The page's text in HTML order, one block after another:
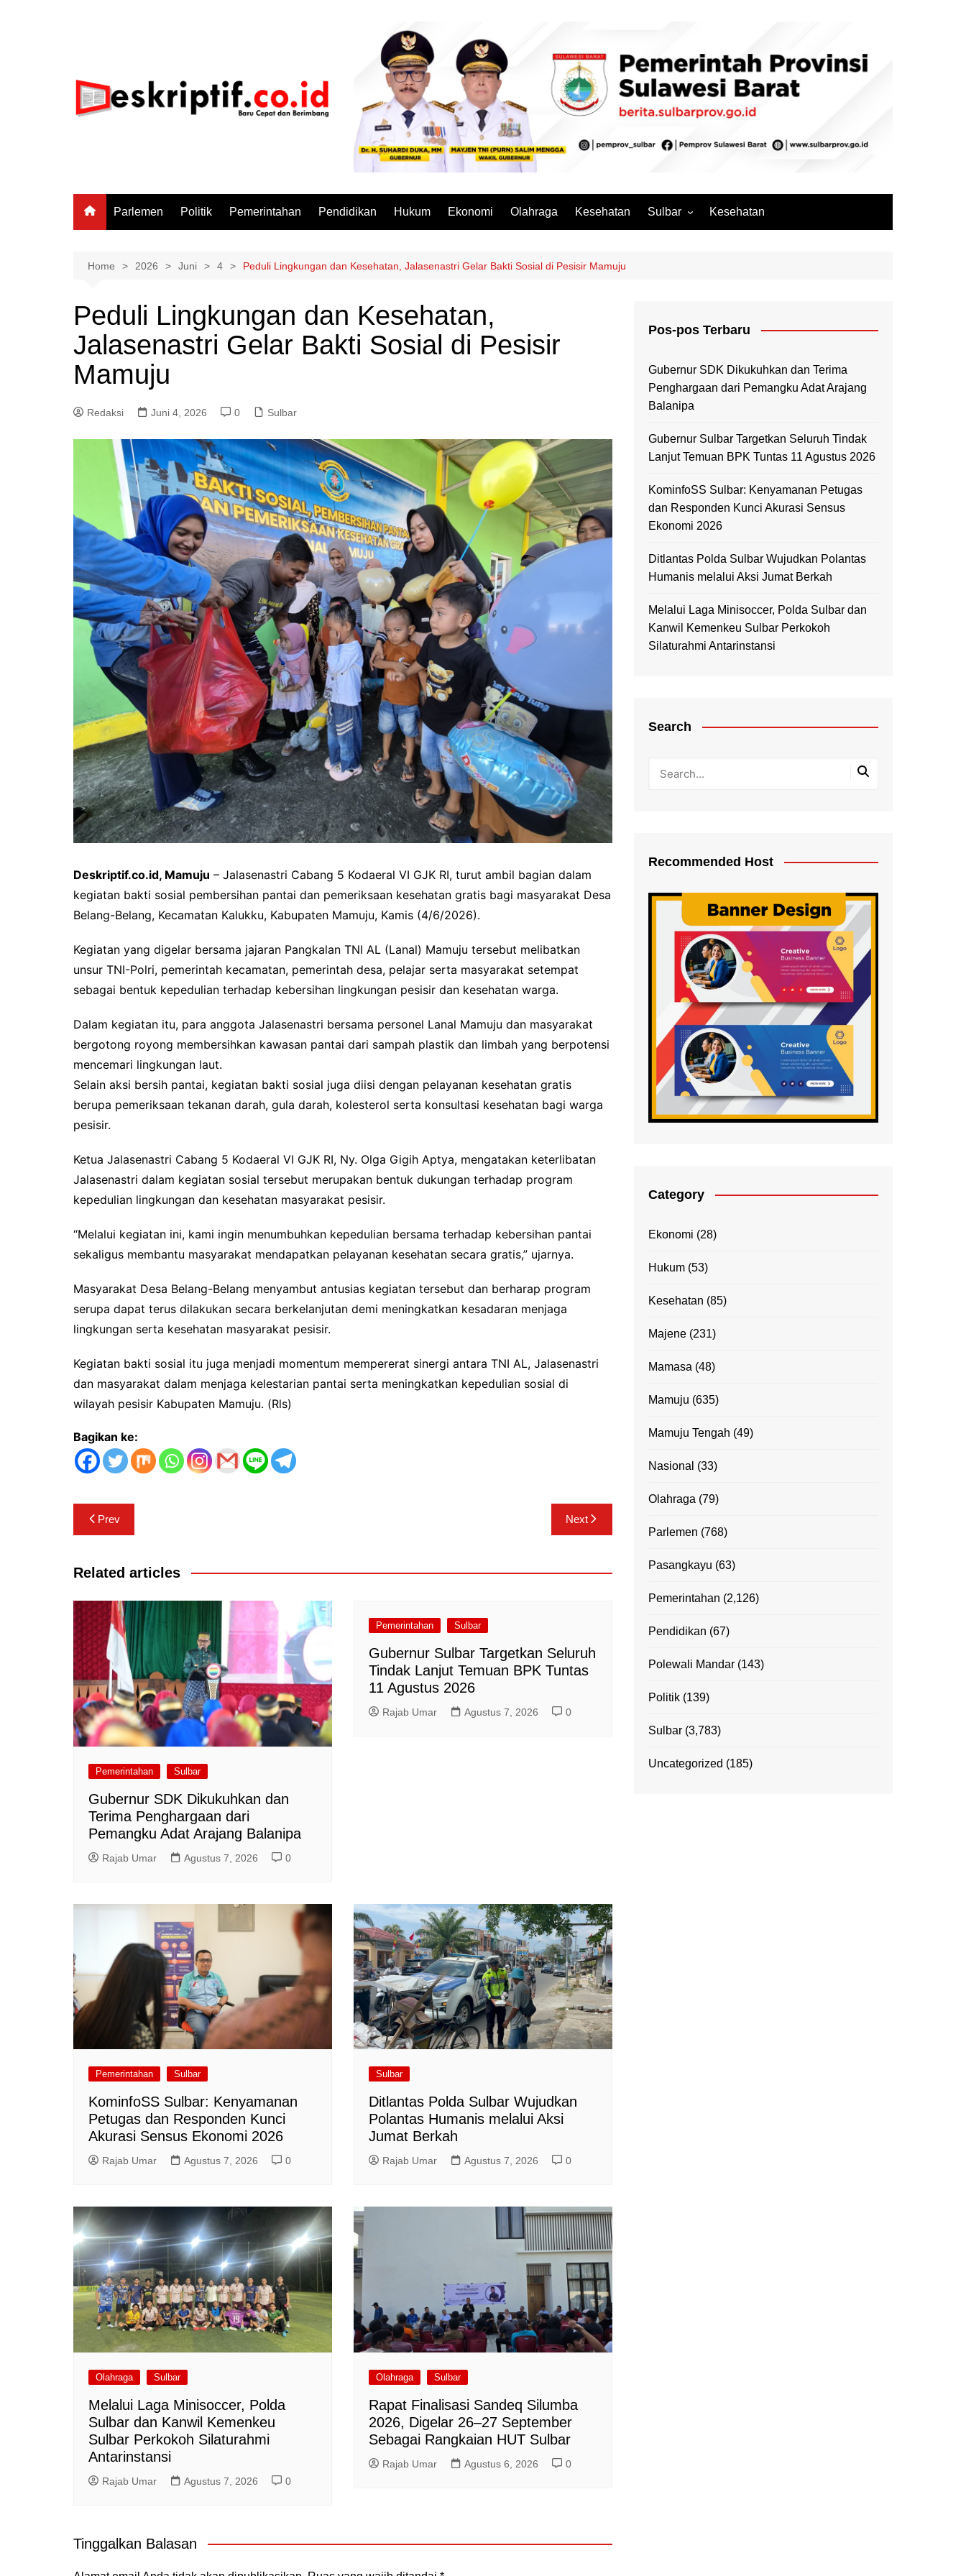
Parlemen Politik Pemerintahan Pendidikan Hukum Ekonomi Olahraga Kesehatan Sulbar
Mamasa
Kesehatan
Home 2026 Juni 4 Peduli Lingkungan dan Kesehatan, Jalasenastri Gelar Bakti Sosial di Pesisir Mamuju
Peduli Lingkungan dan Kesehatan,
Jalasenastri Gelar Bakti Sosial di Pesisir
Mamuju
Redaksi Juni 4, 2026 0 Sulbar
Deskriptif.co.id, Mamuju – Jalasenastri Cabang 5 Kodaeral VI GJK RI, turut ambil bagian dalam
kegiatan bakti sosial pembersihan pantai dan pemeriksaan kesehatan gratis bagi masyarakat Desa
Belang-Belang, Kecamatan Kalukku, Kabupaten Mamuju, Kamis (4/6/2026).
Kegiatan yang digelar bersama jajaran Pangkalan TNI AL (Lanal) Mamuju tersebut melibatkan
unsur TNI-Polri, pemerintah kecamatan, pemerintah desa, pelajar serta masyarakat setempat
sebagai bentuk kepedulian terhadap kebersihan lingkungan pesisir dan kesehatan warga.
Dalam kegiatan itu, para anggota Jalasenastri bersama personel Lanal Mamuju dan masyarakat
bergotong royong membersihkan kawasan pantai dari sampah plastik dan limbah yang berpotensi
mencemari lingkungan laut.
Selain aksi bersih pantai, kegiatan bakti sosial juga diisi dengan pelayanan kesehatan gratis
berupa pemeriksaan tekanan darah, gula darah, kolesterol serta konsultasi kesehatan bagi warga
pesisir.
Ketua Jalasenastri Cabang 5 Kodaeral VI GJK RI, Ny. Olga Gigih Aptya, mengatakan keterlibatan
Jalasenastri dalam kegiatan sosial tersebut merupakan bentuk dukungan terhadap program
kepedulian lingkungan dan kesehatan masyarakat pesisir.
“Melalui kegiatan ini, kami ingin menumbuhkan kepedulian bersama terhadap kebersihan pantai
sekaligus membantu masyarakat mendapatkan pelayanan kesehatan secara gratis,” ujarnya.
Masyarakat Desa Belang-Belang menyambut antusias kegiatan tersebut dan berharap program
serupa dapat terus dilakukan secara berkelanjutan demi meningkatkan kesadaran menjaga
lingkungan serta kesehatan masyarakat pesisir.
Kegiatan bakti sosial itu juga menjadi momentum mempererat sinergi antara TNI AL, Jalasenastri
dan masyarakat dalam menjaga kelestarian pantai serta meningkatkan kepedulian sosial di
wilayah pesisir Kabupaten Mamuju. (Rls)
Bagikan ke:
Navigasi
pos
Prev Next
Related articles
Pemerintahan Sulbar
Gubernur SDK Dikukuhkan dan
Terima Penghargaan dari
Pemangku Adat Arajang Balanipa
Rajab Umar Agustus 7, 2026 0
Pemerintahan Sulbar
Gubernur Sulbar Targetkan Seluruh
Tindak Lanjut Temuan BPK Tuntas
11 Agustus 2026
Rajab Umar Agustus 7, 2026 0
Pemerintahan Sulbar
KominfoSS Sulbar: Kenyamanan
Petugas dan Responden Kunci
Akurasi Sensus Ekonomi 2026
Rajab Umar Agustus 7, 2026 0
Sulbar
Ditlantas Polda Sulbar Wujudkan
Polantas Humanis melalui Aksi
Jumat Berkah
Rajab Umar Agustus 7, 2026 0
Olahraga Sulbar
Melalui Laga Minisoccer, Polda
Sulbar dan Kanwil Kemenkeu
Sulbar Perkokoh Silaturahmi
Antarinstansi
Rajab Umar Agustus 7, 2026 0
Olahraga Sulbar
Rapat Finalisasi Sandeq Silumba
2026, Digelar 26–27 September
Sebagai Rangkaian HUT Sulbar
Rajab Umar Agustus 6, 2026 0
Tinggalkan Balasan
Pos-pos Terbaru
Gubernur SDK Dikukuhkan dan Terima
Penghargaan dari Pemangku Adat Arajang
Balanipa
Gubernur Sulbar Targetkan Seluruh Tindak
Lanjut Temuan BPK Tuntas 11 Agustus 2026
KominfoSS Sulbar: Kenyamanan Petugas
dan Responden Kunci Akurasi Sensus
Ekonomi 2026
Ditlantas Polda Sulbar Wujudkan Polantas
Humanis melalui Aksi Jumat Berkah
Melalui Laga Minisoccer, Polda Sulbar dan
Kanwil Kemenkeu Sulbar Perkokoh
Silaturahmi Antarinstansi
Search
Recommended Host
Category
Ekonomi (28)
Hukum (53)
Kesehatan (85)
Majene (231)
Mamasa (48)
Mamuju (635)
Mamuju Tengah (49)
Nasional (33)
Olahraga (79)
Parlemen (768)
Pasangkayu (63)
Pemerintahan (2,126)
Pendidikan (67)
Polewali Mandar (143)
Politik (139)
Sulbar (3,783)
Uncategorized (185)